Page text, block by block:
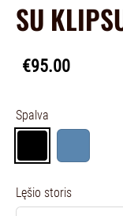
SU
€95.00
Spalva
Lęšio storis